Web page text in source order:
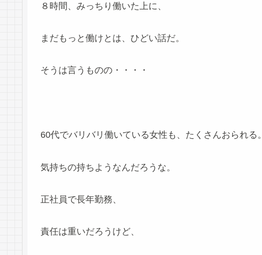
８時間、みっちり働いた上に、
まだもっと働けとは、ひどい話だ。
そうは言うものの・・・・
60代でバリバリ働いている女性も、たくさんおられる。
気持ちの持ちようなんだろうな。
正社員で長年勤務、
責任は重いだろうけど、